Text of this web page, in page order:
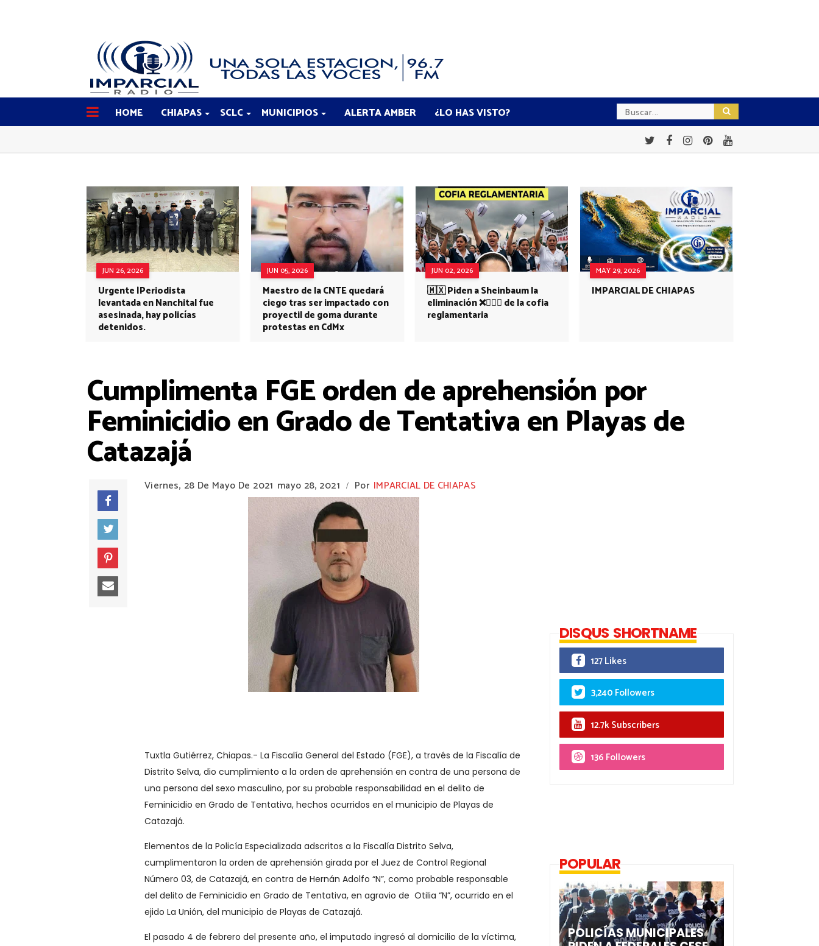
HOME CHIAPAS SCLC MUNICIPIOS ALERTA AMBER ¿LO HAS VISTO?
JUN 26, 2026
Urgente |Periodista
levantada en Nanchital fue
asesinada, hay policías
detenidos.
JUN 05, 2026
Maestro de la CNTE quedará
ciego tras ser impactado con
proyectil de goma durante
protestas en CdMx
JUN 02, 2026
🇲🇽 Piden a Sheinbaum la
eliminación ❌👩🏻‍⚕️ de la cofia
reglamentaria
MAY 29, 2026
IMPARCIAL DE CHIAPAS
Cumplimenta FGE orden de aprehensión por
Feminicidio en Grado de Tentativa en Playas de
Catazajá
Viernes, 28 De Mayo De 2021 mayo 28, 2021 / Por IMPARCIAL DE CHIAPAS
Tuxtla Gutiérrez, Chiapas.- La Fiscalía General del Estado (FGE), a través de la Fiscalía de
Distrito Selva, dio cumplimiento a la orden de aprehensión en contra de una persona de
una persona del sexo masculino, por su probable responsabilidad en el delito de
Feminicidio en Grado de Tentativa, hechos ocurridos en el municipio de Playas de
Catazajá.
Elementos de la Policía Especializada adscritos a la Fiscalía Distrito Selva,
cumplimentaron la orden de aprehensión girada por el Juez de Control Regional
Número 03, de Catazajá, en contra de Hernán Adolfo “N”, como probable responsable
del delito de Feminicidio en Grado de Tentativa, en agravio de Otilia “N”, ocurrido en el
ejido La Unión, del municipio de Playas de Catazajá.
El pasado 4 de febrero del presente año, el imputado ingresó al domicilio de la víctima,
DISQUS SHORTNAME
127 Likes
3,240 Followers
12.7k Subscribers
136 Followers
POPULAR
POLICÍAS MUNICIPALES